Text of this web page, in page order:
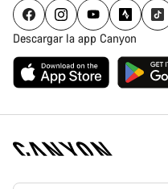
Descargar la app Canyon